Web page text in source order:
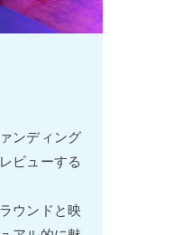
ンディング
ビューする
ウンドと映